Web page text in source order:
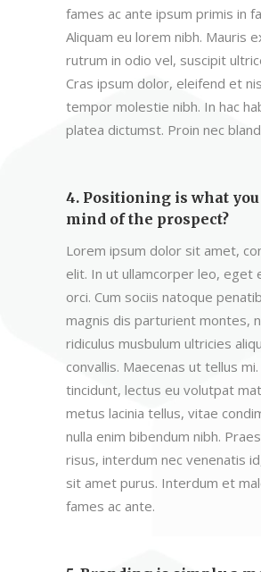
fames ac ante ipsum primis in
Aliquam eu lorem nibh. Mauris
rutrum in odio vel, suscipit
Cras ipsum dolor, eleifend et
tempor molestie nibh. In hac
platea dictumst. Proin nec
4. Positioning is what you
mind of the prospect?
Lorem ipsum dolor sit amet,
elit. In ut ullamcorper leo, eget
orci. Cum sociis natoque
magnis dis parturient montes,
ridiculus musbulum ultricies
convallis. Maecenas ut tellus
tincidunt, lectus eu volutpat
metus lacinia tellus, vitae
nulla enim bibendum nibh.
risus, interdum nec venenatis
sit amet purus. Interdum et
fames ac ante.